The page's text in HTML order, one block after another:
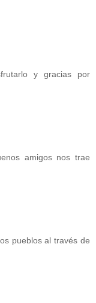
y gracias por
amigos nos trae
pueblos al través de